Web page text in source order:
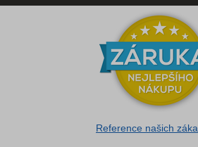
Reference našich